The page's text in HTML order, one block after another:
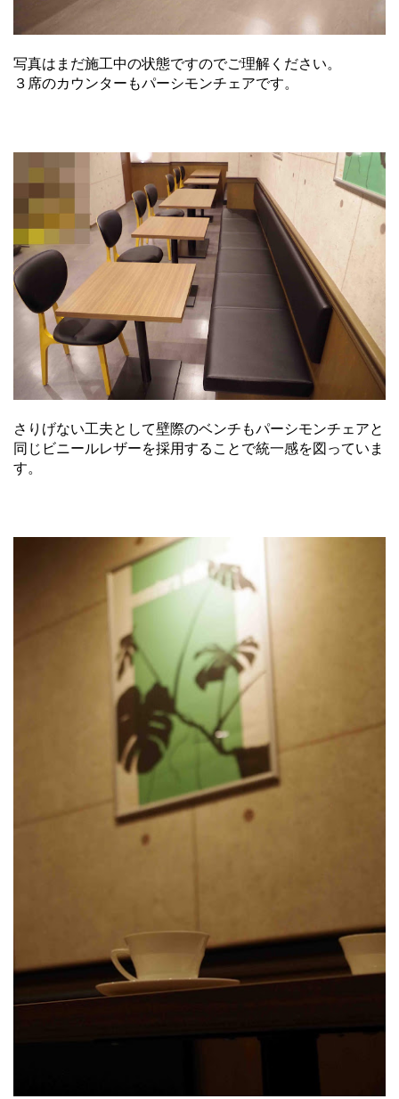
写真はまだ施工中の状態ですのでご理解ください。
３席のカウンターもパーシモンチェアです。
さりげない工夫として壁際のベンチもパーシモンチェアと
同じビニールレザーを採用することで統一感を図っていま
す。